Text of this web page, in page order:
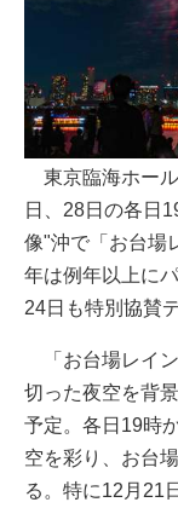
東京臨海ホー
日、28日の各日
像"沖で「お台場
年は例年以上に
24日も特別協賛
「お台場レイ
切った夜空を背
予定。各日19時
空を彩り、お台
る。特に12月21